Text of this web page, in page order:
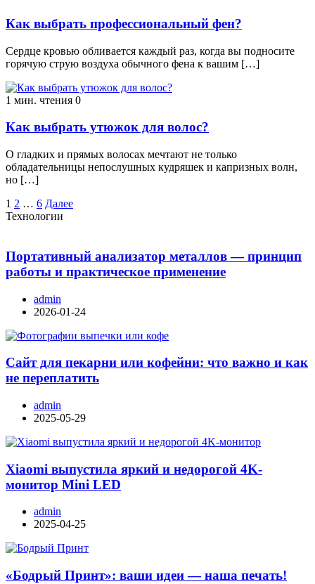
Как выбрать профессиональный фен?
Сердце кровью обливается каждый раз, когда вы подносите
горячую струю воздуха обычного фена к вашим […]
1 мин. чтения 0
Как выбрать утюжок для волос?
О гладких и прямых волосах мечтают не только
обладательницы непослушных кудряшек и капризных волн,
но […]
Пагинация
записей
1 2 … 6 Далее
Технологии
Портативный анализатор металлов — принцип
работы и практическое применение
admin
2026-01-24
Сайт для пекарни или кофейни: что важно и как
не переплатить
admin
2025-05-29
Xiaomi выпустила яркий и недорогой 4K-
монитор Mini LED
admin
2025-04-25
«Бодрый Принт»: ваши идеи — наша печать!